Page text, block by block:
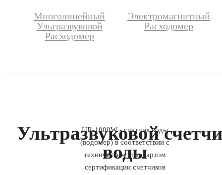
Многолинейный
Ультразвуковой
Расходомер
Электромагнитный
Расходомер
Ультразвуковой
воды
UR-1000W - счетчик воды
(водомер) в соответствии с
техническим стандартом
сертификации счетчиков